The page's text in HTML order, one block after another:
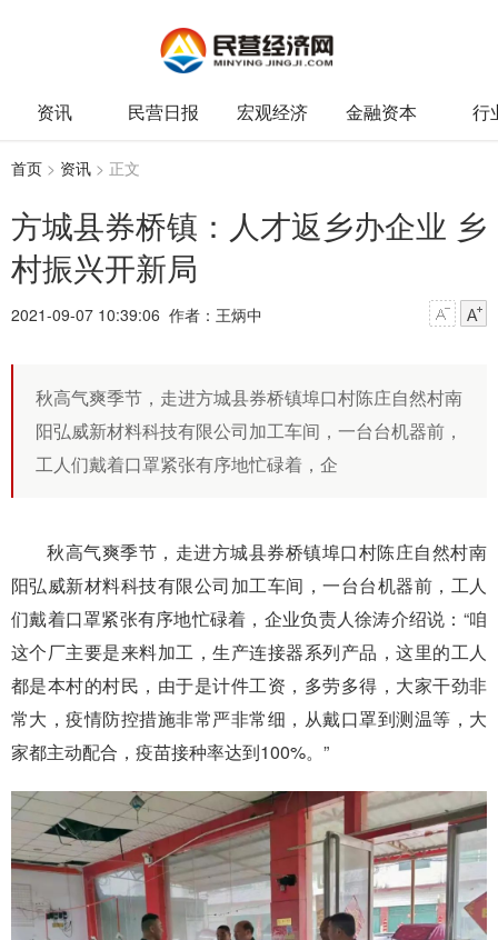
资讯 民营日报 宏观经济 金融资本 行
首页 > 资讯 > 正文
方城县券桥镇：人才返乡办企业 乡
村振兴开新局
2021-09-07 10:39:06 作者：王炳中
秋高气爽季节，走进方城县券桥镇埠口村陈庄自然村南
阳弘威新材料科技有限公司加工车间，一台台机器前，
工人们戴着口罩紧张有序地忙碌着，企
秋高气爽季节，走进方城县券桥镇埠口村陈庄自然村南
阳弘威新材料科技有限公司加工车间，一台台机器前，工人
们戴着口罩紧张有序地忙碌着，企业负责人徐涛介绍说：“咱
这个厂主要是来料加工，生产连接器系列产品，这里的工人
都是本村的村民，由于是计件工资，多劳多得，大家干劲非
常大，疫情防控措施非常严非常细，从戴口罩到测温等，大
家都主动配合，疫苗接种率达到100%。”